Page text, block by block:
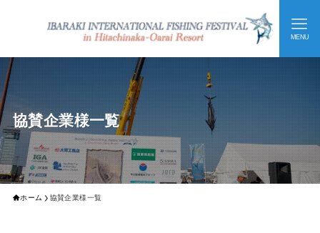
MENU
協賛企業様一覧
ホーム 協賛企業様一覧